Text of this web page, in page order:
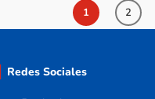
1 2
Redes Sociales